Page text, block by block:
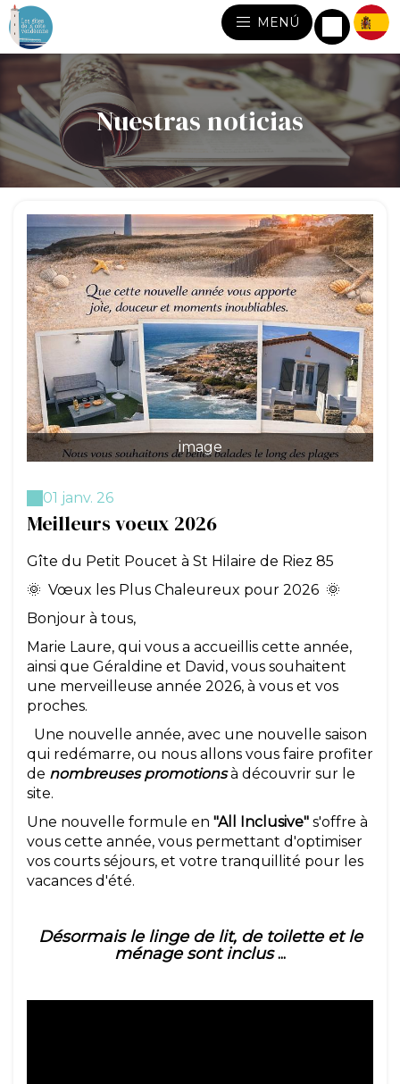
MENÚ
Nuestras noticias
image
01 janv. 26
Meilleurs voeux 2026
Gîte du Petit Poucet à St Hilaire de Riez 85
🌞 Vœux les Plus Chaleureux pour 2026 🌞
Bonjour à tous,
Marie Laure, qui vous a accueillis cette année,
ainsi que Géraldine et David, vous souhaitent
une merveilleuse année 2026, à vous et vos
proches.
Une nouvelle année, avec une nouvelle saison
qui redémarre, ou nous allons vous faire profiter
de nombreuses promotionsà découvrir sur le
site.
Une nouvelle formule en "All Inclusive" s'offre à
vous cette année, vous permettant d'optimiser
vos courts séjours, et votre tranquillité pour les
vacances d'été.
Désormais le linge de lit, de toilette et le
ménage sont inclus...